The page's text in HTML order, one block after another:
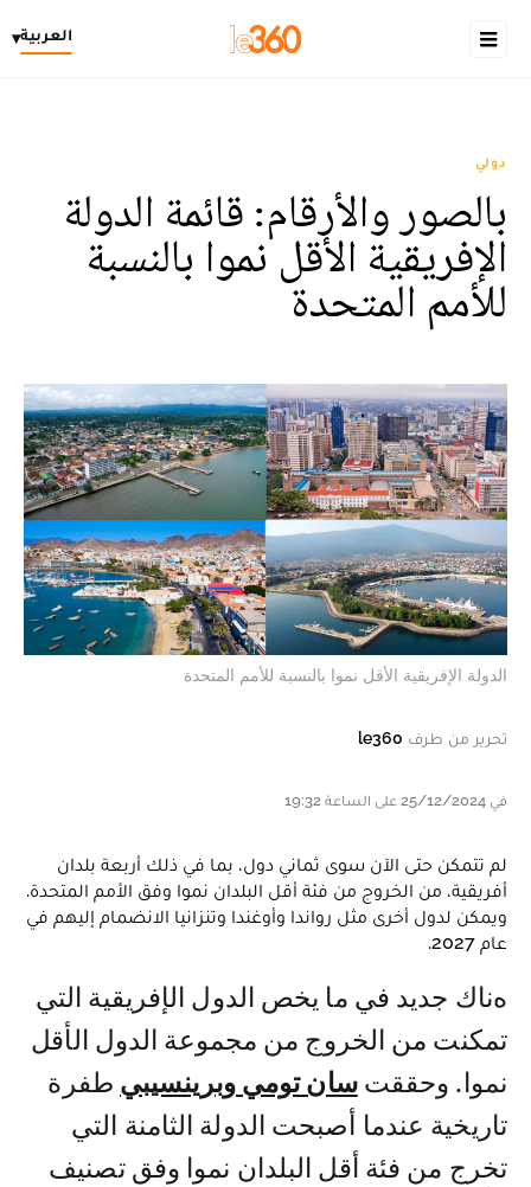
العربية▾
دولي
بالصور والأرقام: قائمة الدولة
الإفريقية الأقل نموا بالنسبة
للأمم المتحدة
الدولة الإفريقية الأقل نموا بالنسبة للأمم المتحدة
تحرير من طرف le360
في 25/12/2024 على الساعة 19:32
لم تتمكن حتى الآن سوى ثماني دول، بما في ذلك أربعة بلدان
أفريقية، من الخروج من فئة أقل البلدان نموا وفق الأمم المتحدة.
ويمكن لدول أخرى مثل رواندا وأوغندا وتنزانيا الانضمام إليهم في
عام 2027.
هناك جديد في ما يخص الدول الإفريقية التي
تمكنت من الخروج من مجموعة الدول الأقل
نموا. وحققت سان تومي وبرينسيبي طفرة
تاريخية عندما أصبحت الدولة الثامنة التي
تخرج من فئة أقل البلدان نموا وفق تصنيف